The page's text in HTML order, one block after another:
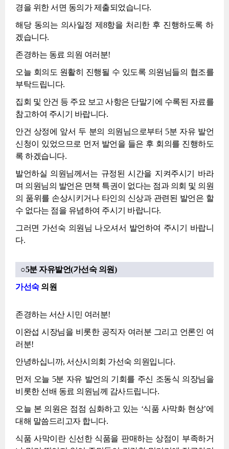
경을 위한 서면 동의가 제출되었습니다.
해당 동의는 의사일정 제8항을 처리한 후 진행하도록 하
겠습니다.
존경하는 동료 의원 여러분!
오늘 회의도 원활히 진행될 수 있도록 의원님들의 협조를
부탁드립니다.
집회 및 안건 등 주요 보고 사항은 단말기에 수록된 자료를
참고하여 주시기 바랍니다.
안건 상정에 앞서 두 분의 의원님으로부터 5분 자유 발언
신청이 있었으므로 먼저 발언을 들은 후 회의를 진행하도
록 하겠습니다.
발언하실 의원님께서는 규정된 시간을 지켜주시기 바라
며 의원님의 발언은 면책 특권이 없다는 점과 의회 및 의원
의 품위를 손상시키거나 타인의 신상과 관련된 발언은 할
수 없다는 점을 유념하여 주시기 바랍니다.
그러면 가선숙 의원님 나오셔서 발언하여 주시기 바랍니
다.
○5분 자유발언(가선숙 의원)
가선숙의원
존경하는 서산 시민 여러분!
이완섭 시장님을 비롯한 공직자 여러분 그리고 언론인 여
러분!
안녕하십니까, 서산시의회 가선숙 의원입니다.
먼저 오늘 5분 자유 발언의 기회를 주신 조동식 의장님을
비롯한 선배 동료 의원님께 감사드립니다.
오늘 본 의원은 점점 심화하고 있는 ‘식품 사막화 현상’에
대해 말씀드리고자 합니다.
식품 사막이란 신선한 식품을 판매하는 상점이 부족하거